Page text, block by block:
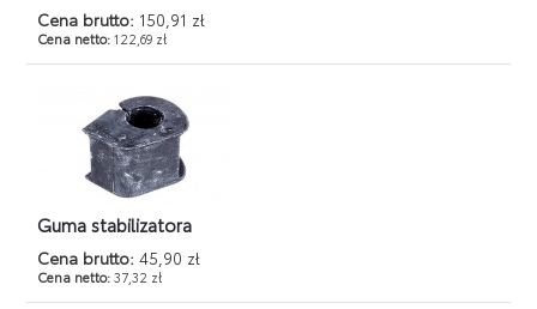
Cena brutto: 150,91 zł
Cena netto:122,69 zł
Guma stabilizatora
Cena brutto: 45,90 zł
Cena netto:37,32 zł